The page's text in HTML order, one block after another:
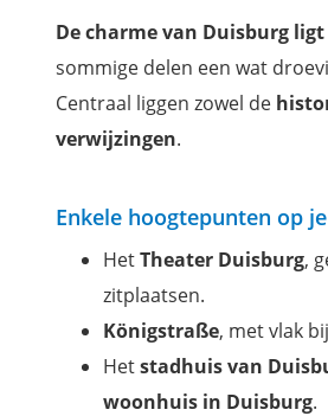
De charme van Duisburg
sommige delen een wat
Centraal liggen zowel de
verwijzingen.
Enkele hoogtepunten op
HetTheater Duisburg,
zitplaatsen.
Königstraße, met vlak
Hetstadhuis van
woonhuis in Duisburg.